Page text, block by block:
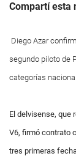
Compartí esta
Diego Azar
segundo piloto de
categorías
El delvisense, que
V6, firmó contrato
tres primeras